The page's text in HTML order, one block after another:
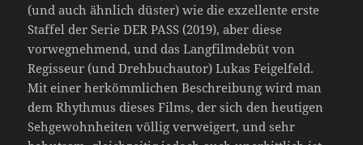
(und auch ähnlich düster) wie die exzellente erste
Staffel der Serie DER PASS (2019), aber diese
vorwegnehmend, und das Langfilmdebüt von
Regisseur (und Drehbuchautor) Lukas Feigelfeld.
Mit einer herkömmlichen Beschreibung wird man
dem Rhythmus dieses Films, der sich den heutigen
Sehgewohnheiten völlig verweigert, und sehr